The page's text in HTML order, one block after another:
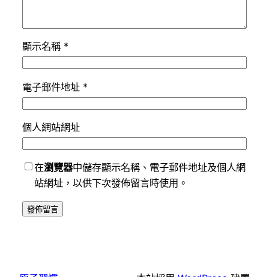
顯示名稱 *
電子郵件地址 *
個人網站網址
在瀏覽器中儲存顯示名稱、電子郵件地址及個人網
站網址，以供下次發佈留言時使用。